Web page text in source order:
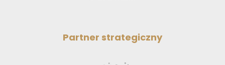
Partner strategiczny